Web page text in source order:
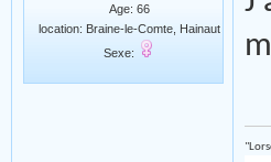
Age: 66
location: Braine-le-Comte, Hainaut
Sexe: